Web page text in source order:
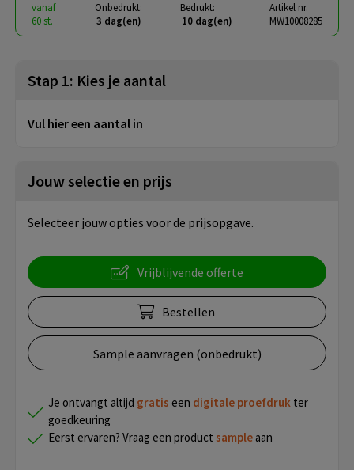
vanaf
60 st.
Onbedrukt:
3 dag(en)
Bedrukt:
10 dag(en)
Artikel nr.
MW10008285
Stap 1: Kies je aantal
Vul hier een aantal in
Jouw selectie en prijs
Selecteer jouw opties voor de prijsopgave.
Vrijblijvende offerte
Bestellen
Sample aanvragen (onbedrukt)
Je ontvangt altijd gratis een digitale proefdruk ter
goedkeuring
Eerst ervaren? Vraag een product sample aan